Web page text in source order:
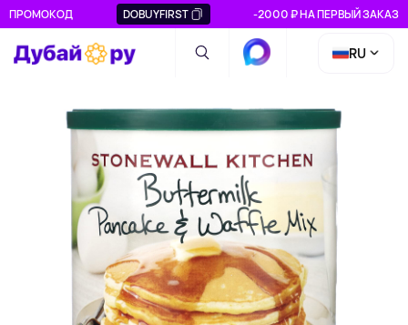
ПРОМОКОД DOBUYFIRST -2000 ₽ НА ПЕРВЫЙ ЗАКАЗ
RU